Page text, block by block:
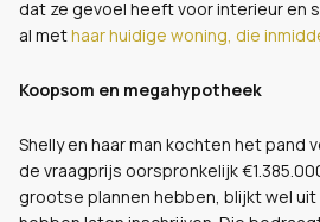
dat ze gevoel heeft voor interieur en
al methaar huidige woning, die
Koopsom en megahypotheek
Shelly en haar man kochten het pand
de vraagprijs oorspronkelijk
grootse plannen hebben, blijkt wel